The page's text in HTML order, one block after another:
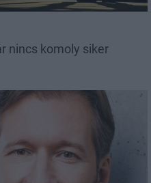
nincs komoly siker